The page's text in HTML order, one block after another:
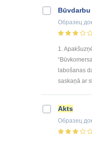
Образец
1.
labošanas
saskaņā ar
Akts
Образец